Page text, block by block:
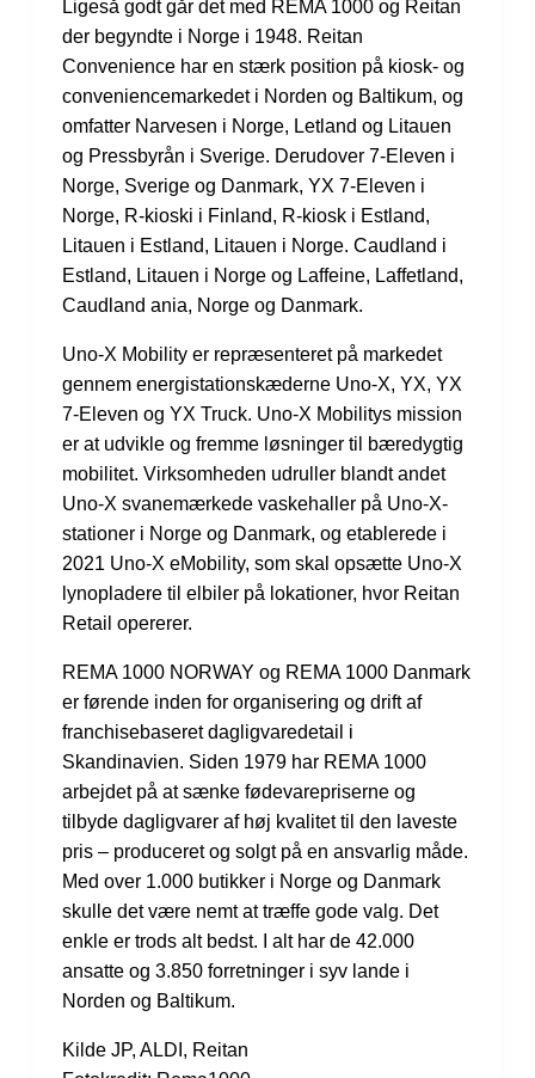
Ligeså godt går det med REMA 1000 og Reitan
der begyndte i Norge i 1948. Reitan
Convenience har en stærk position på kiosk- og
conveniencemarkedet i Norden og Baltikum, og
omfatter Narvesen i Norge, Letland og Litauen
og Pressbyrån i Sverige. Derudover 7-Eleven i
Norge, Sverige og Danmark, YX 7-Eleven i
Norge, R-kioski i Finland, R-kiosk i Estland,
Litauen i Estland, Litauen i Norge. Caudland i
Estland, Litauen i Norge og Laffeine, Laffetland,
Caudland ania, Norge og Danmark.
Uno-X Mobility er repræsenteret på markedet
gennem energistationskæderne Uno-X, YX, YX
7-Eleven og YX Truck. Uno-X Mobilitys mission
er at udvikle og fremme løsninger til bæredygtig
mobilitet. Virksomheden udruller blandt andet
Uno-X svanemærkede vaskehaller på Uno-X-
stationer i Norge og Danmark, og etablerede i
2021 Uno-X eMobility, som skal opsætte Uno-X
lynopladere til elbiler på lokationer, hvor Reitan
Retail opererer.
REMA 1000 NORWAY og REMA 1000 Danmark
er førende inden for organisering og drift af
franchisebaseret dagligvaredetail i
Skandinavien. Siden 1979 har REMA 1000
arbejdet på at sænke fødevarepriserne og
tilbyde dagligvarer af høj kvalitet til den laveste
pris – produceret og solgt på en ansvarlig måde.
Med over 1.000 butikker i Norge og Danmark
skulle det være nemt at træffe gode valg. Det
enkle er trods alt bedst. I alt har de 42.000
ansatte og 3.850 forretninger i syv lande i
Norden og Baltikum.
Kilde JP, ALDI, Reitan